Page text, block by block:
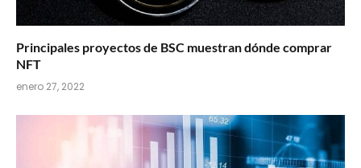
Principales proyectos de BSC muestran dónde comprar
NFT
enero 27, 2022